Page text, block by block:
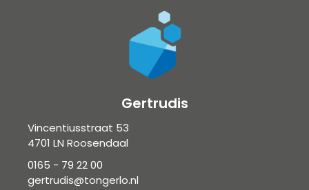
Gertrudis
Vincentiusstraat 53
4701 LN Roosendaal
0165 - 79 22 00
gertrudis@tongerlo.nl